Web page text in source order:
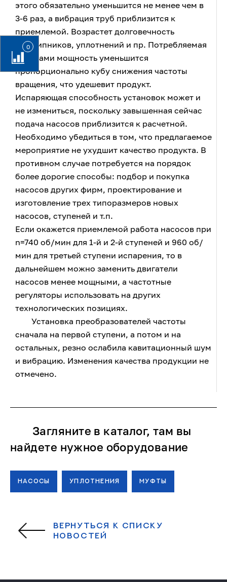
0
этого обязательно уменьшится не менее чем в
3-6 раз, а вибрация труб приблизится к
приемлемой. Возрастет долговечность
подшипников, уплотнений и пр. Потребляемая
насосами мощность уменьшится
пропорционально кубу снижения частоты
вращения, что удешевит продукт.
Испаряющая способность установок может и
не измениться, поскольку завышенная сейчас
подача насосов приблизится к расчетной.
Необходимо убедиться в том, что предлагаемое
мероприятие не ухудшит качество продукта. В
противном случае потребуется на порядок
более дорогие способы: подбор и покупка
насосов других фирм, проектирование и
изготовление трех типоразмеров новых
насосов, ступеней и т.п.
Если окажется приемлемой работа насосов при
n=740 об/мин для 1-й и 2-й ступеней и 960 об/
мин для третьей ступени испарения, то в
дальнейшем можно заменить двигатели
насосов менее мощными, а частотные
регуляторы использовать на других
технологических позициях.
Установка преобразователей частоты
сначала на первой ступени, а потом и на
остальных, резно ослабила кавитационный шум
и вибрацию. Изменения качества продукции не
отмечено.
Загляните в каталог, там вы
найдете нужное оборудование
НАСОСЫ УПЛОТНЕНИЯ МУФТЫ
ВЕРНУТЬСЯ К СПИСКУ
НОВОСТЕЙ